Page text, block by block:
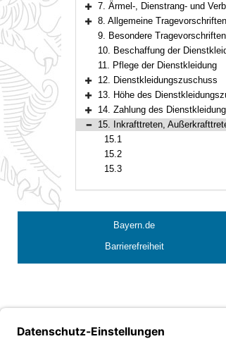
Bereich erweitern
7. Ärmel-, Dienstrang- und
Bereich erweitern
8. Allgemeine Tragevorschriften
9. Besondere Tragevorschriften
10. Beschaffung der
11. Pflege der Dienstkleidung
Bereich erweitern
12. Dienstkleidungszuschuss
Bereich erweitern
13. Höhe des
Bereich erweitern
14. Zahlung des
Bereich reduzieren
15. Inkrafttreten,
15.1
15.2
15.3
Bayern.de
Barrierefreiheit